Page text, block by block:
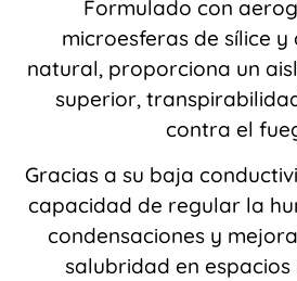
Formulado con
microesferas de sílice
natural, proporciona un
superior,
contra el
Gracias a su baja
capacidad de regular la
condensaciones y
salubridad en espacios